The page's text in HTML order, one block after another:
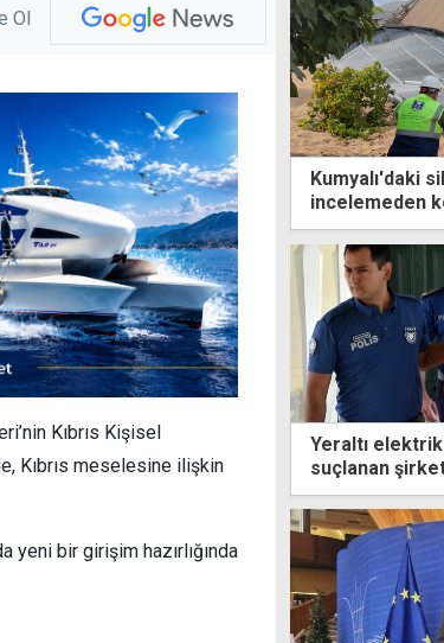
Ol
Kıbrıs Kişisel
Kıbrıs meselesine ilişkin
yeni bir girişim hazırlığında
Kumyalı'daki
incelemeden
bulguları
Yeraltı elektrik
suçlanan şirket